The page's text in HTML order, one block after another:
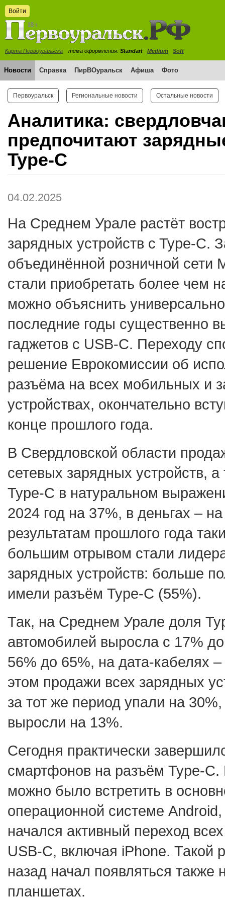
Войти
Карта Первоуральска тема оформления: Standart Medium Soft
Новости Справка ПирВОуральск Афиша Фото
Первоуральск Региональные новости Остальные новости
Аналитика:
предпочитают
Type-C
04.02.2025
На Среднем Урале растёт
зарядных устройств c Type-C.
объединённой розничной сети
стали приобретать более чем
можно объяснить
последние годы существенно
гаджетов с USB-C. Переходу
решение Еврокомиссии об
разъёма на всех мобильных и
устройствах, окончательно
конце прошлого года.
В Свердловской области
сетевых зарядных устройств,
Type-C в натуральном
2024 год на 37%, в деньгах –
результатам прошлого года
большим отрывом стали
зарядных устройств: больше
имели разъём Type-C (55%).
Так, на Среднем Урале доля
автомобилей выросла с 17%
56% до 65%, на дата-кабелях
этом продажи всех зарядных
за тот же период упали на
выросли на 13%.
Сегодня практически
смартфонов на разъём Type-C.
можно было встретить в
операционной системе Android,
начался активный переход
USB-C, включая iPhone. Такой
назад начал появляться также
планшетах.